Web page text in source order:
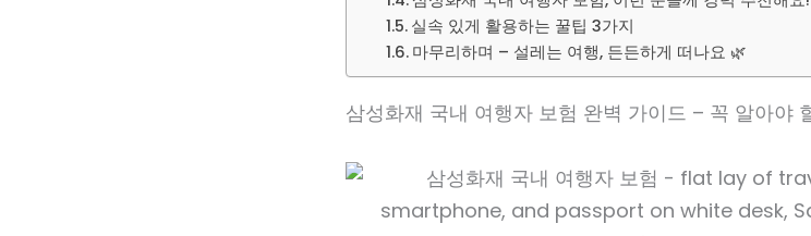
실속 있게 활용하는 꿀팁 3가지
마무리하며 – 설레는 여행, 든든하게 떠나요 🌿
삼성화재 국내 여행자 보험 완벽 가이드 – 꼭 알아야